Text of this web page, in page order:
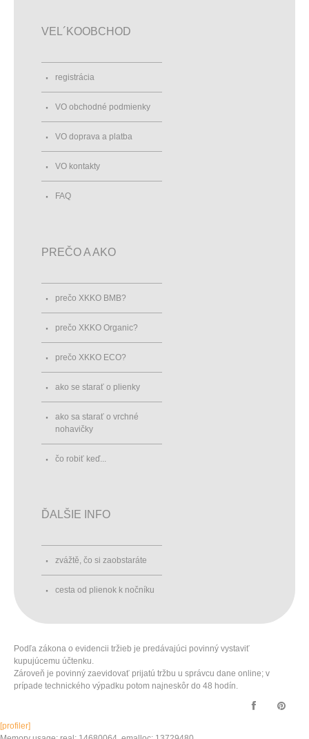
VEL´KOOBCHOD
registrácia
VO obchodné podmienky
VO doprava a platba
VO kontakty
FAQ
PREČO A AKO
prečo XKKO BMB?
prečo XKKO Organic?
prečo XKKO ECO?
ako se starať o plienky
ako sa starať o vrchné
nohavičky
čo robiť keď...
ĎALŠIE INFO
zvážtě, čo si zaobstaráte
cesta od plienok k nočníku
Podľa zákona o evidencii tržieb je predávajúci povinný vystaviť
kupujúcemu účtenku.
Zároveň je povinný zaevidovať prijatú tržbu u správcu dane online; v
prípade technického výpadku potom najneskôr do 48 hodín.
[profiler]